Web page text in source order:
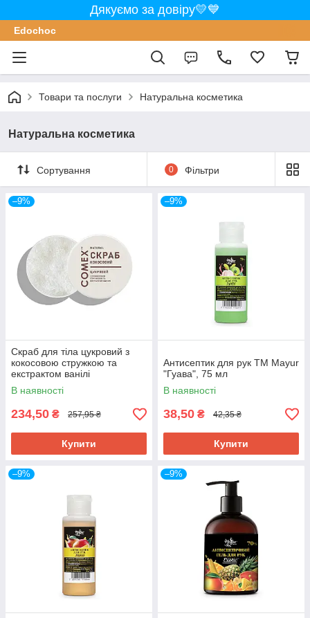
Дякуємо за довіру💛💙
Edochoс
Товари та послуги Натуральна косметика
Натуральна косметика
Сортування 0 Фільтри
–9%
Cкраб для тіла цукровий з
кокосовою стружкою та
екстрактом ванілі
натуральний, ТМ "Comex",
250 мл
В наявності
234,50 ₴ 257,95 ₴
Купити
–9%
Антисептик для рук TM Mayur
"Гуава", 75 мл
В наявності
38,50 ₴ 42,35 ₴
Купити
–9% –9%